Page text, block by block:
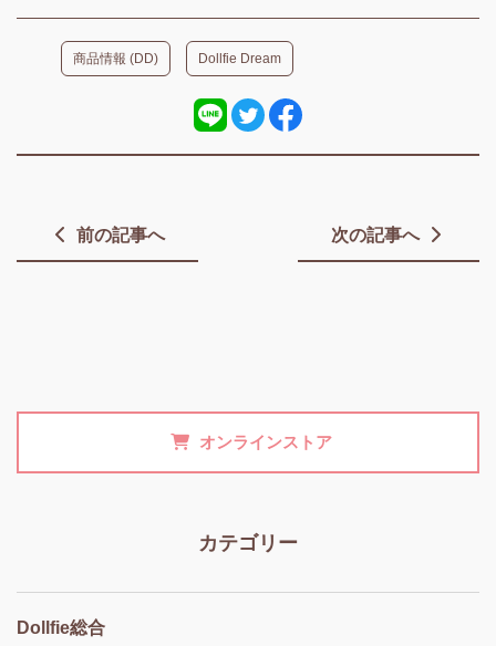
商品情報 (DD) Dollfie Dream
前の記事へ 次の記事へ
オンラインストア
カテゴリー
Dollfie総合